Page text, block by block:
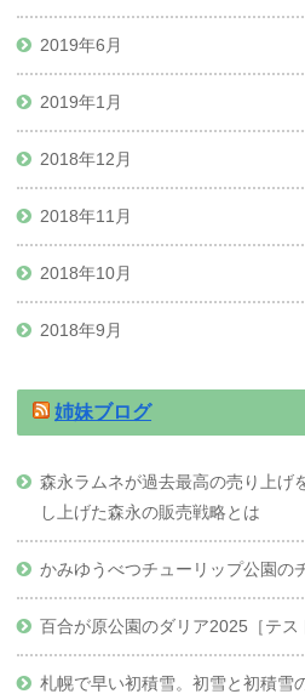
2019年6月
2019年1月
2018年12月
2018年11月
2018年10月
2018年9月
姉妹ブログ
森永ラムネが過去最高の売り上げ
し上げた森永の販売戦略とは
かみゆうべつチューリップ公園の
百合が原公園のダリア2025［テス
札幌で早い初積雪。初雪と初積